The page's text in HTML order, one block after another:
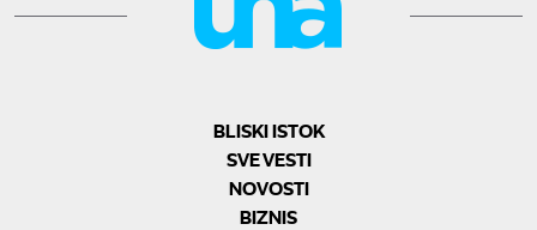
BLISKI ISTOK
SVE VESTI
NOVOSTI
BIZNIS